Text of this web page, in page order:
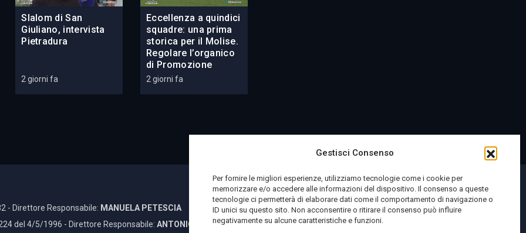
Gestisci Consenso
Per fornire le migliori esperienze, utilizziamo tecnologie come i cookie per
memorizzare e/o accedere alle informazioni del dispositivo. Il consenso a queste
tecnologie ci permetterà di elaborare dati come il comportamento di navigazione o
ID unici su questo sito. Non acconsentire o ritirare il consenso può influire
negativamente su alcune caratteristiche e funzioni.
Slalom di San
Giuliano, intervista
Pietradura
2 giorni fa
Eccellenza a quindici
squadre: una prima
storica per il Molise.
Regolare l’organico
di Promozione
2 giorni fa
- Direttore Responsabile: MANUELA PETESCIA
del 4/5/1996 - Direttore Responsabile: ANTONIO DI LALLO